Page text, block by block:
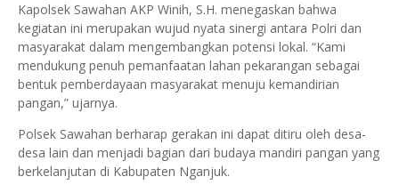
Kapolsek Sawahan AKP Winih, S.H. menegaskan bahwa
kegiatan ini merupakan wujud nyata sinergi antara Polri dan
masyarakat dalam mengembangkan potensi lokal. “Kami
mendukung penuh pemanfaatan lahan pekarangan sebagai
bentuk pemberdayaan masyarakat menuju kemandirian
pangan,” ujarnya.
Polsek Sawahan berharap gerakan ini dapat ditiru oleh desa-
desa lain dan menjadi bagian dari budaya mandiri pangan yang
berkelanjutan di Kabupaten Nganjuk.